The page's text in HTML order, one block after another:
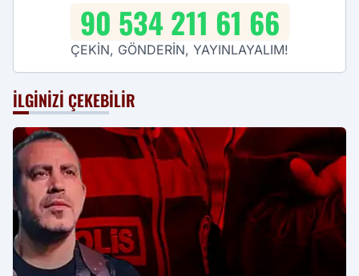
90 534 211 61 66
ÇEKİN, GÖNDERİN, YAYINLAYALIM!
İLGINIZI ÇEKEBILIR